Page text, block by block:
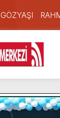
GÖZYAŞI
Afşin Sağlık
Onikişubat
Uluslararası
NOTER ONAYLI
KAFUM Fuar
Afşinli bir